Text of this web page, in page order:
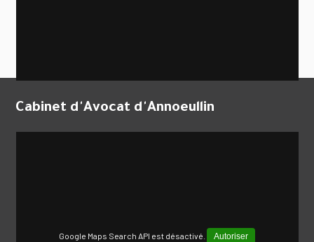
Cabinet d'Avocat d'Annoeullin
Google Maps Search API est désactivé. Autoriser